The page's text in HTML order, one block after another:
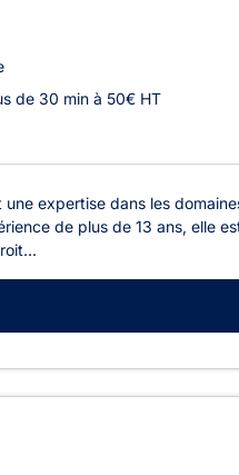
de 30 min à 50€ HT
expertise dans les
de plus de 13 ans, elle